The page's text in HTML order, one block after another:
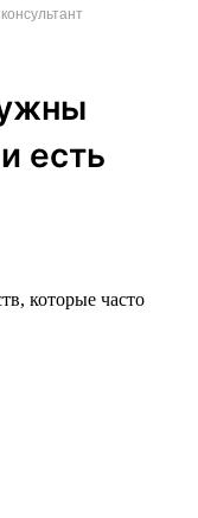
есть
которые часто